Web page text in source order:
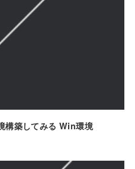
構築してみる Win環境